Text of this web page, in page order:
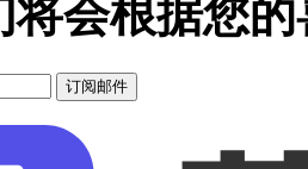
将会根据您
订阅邮件